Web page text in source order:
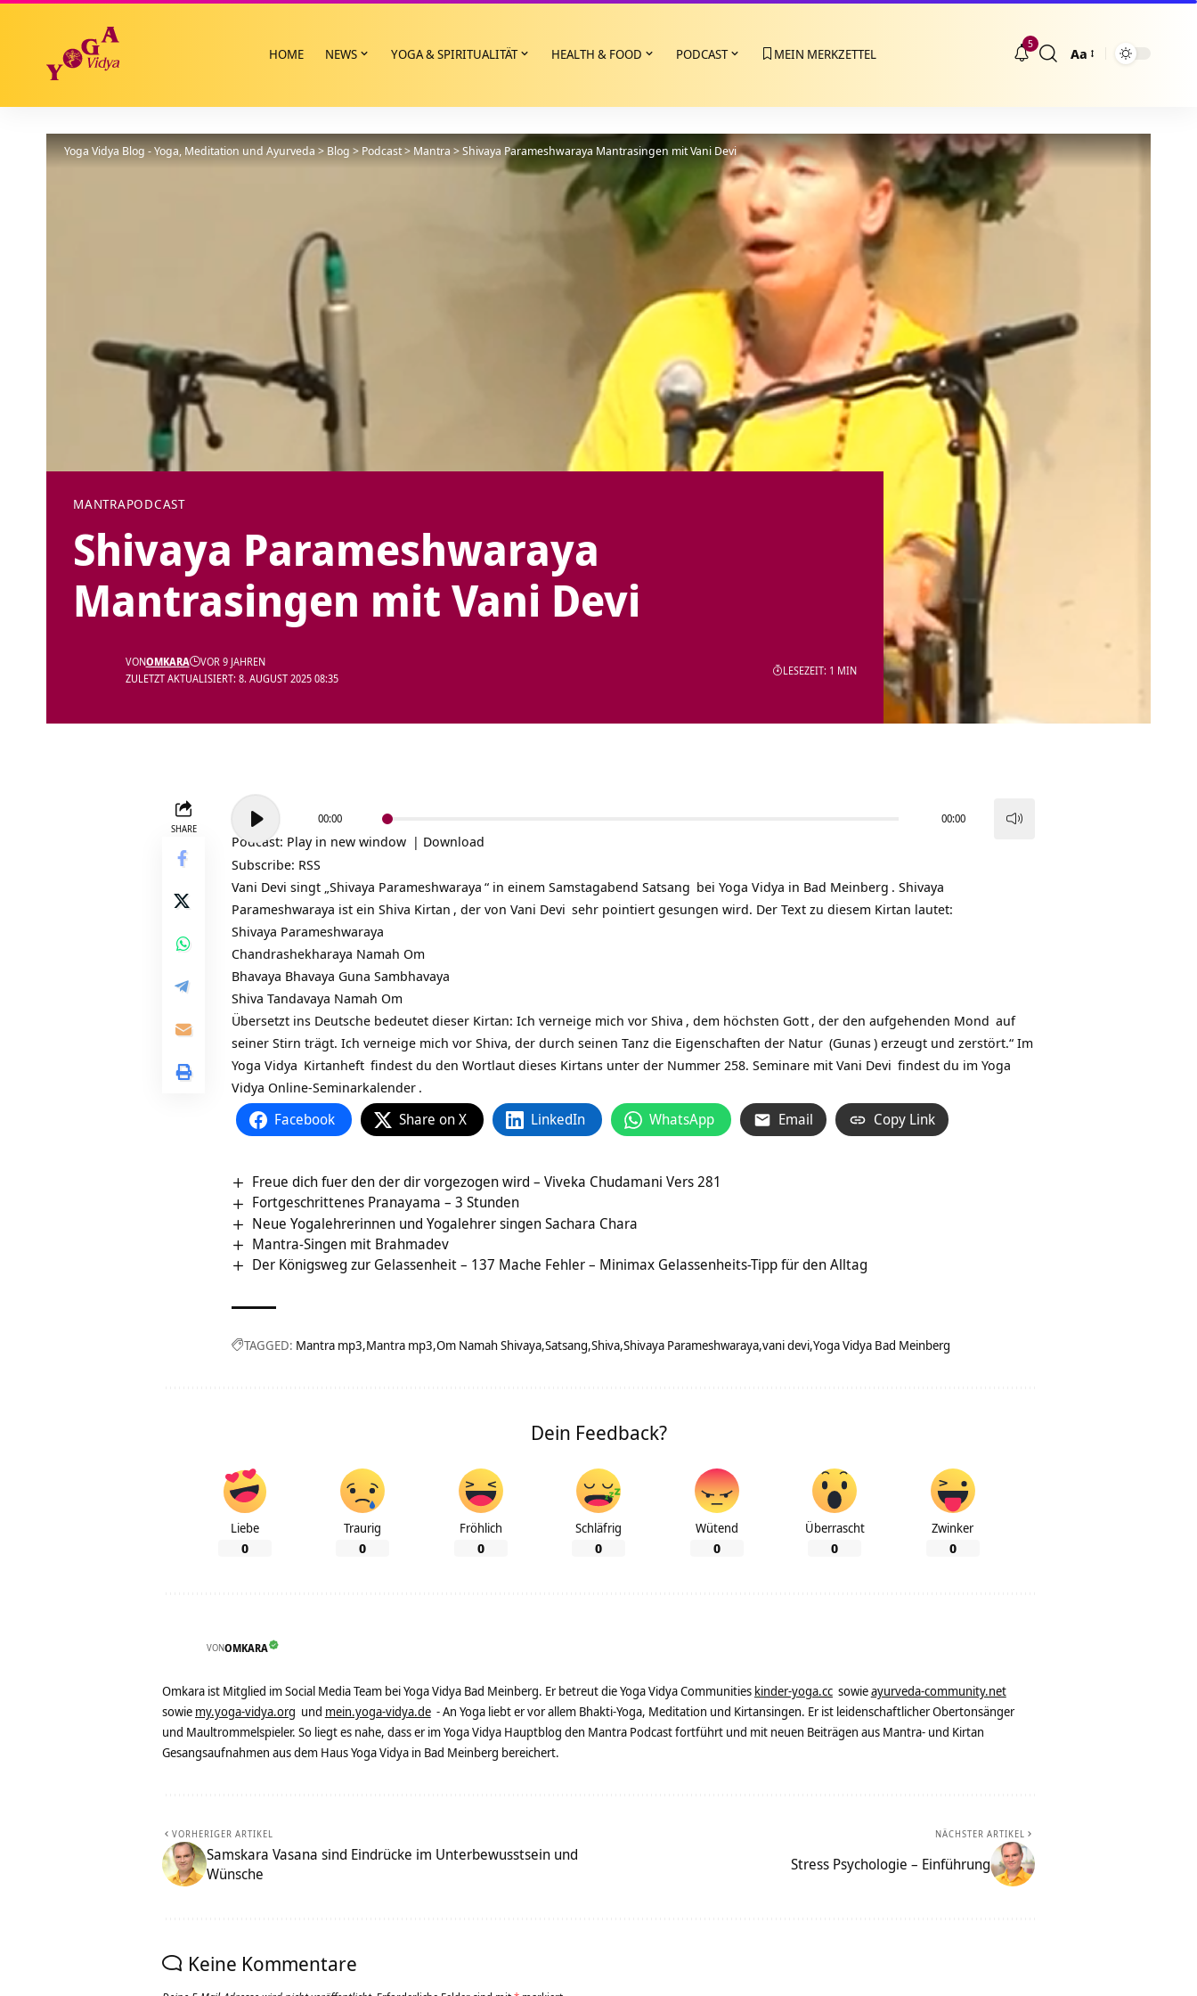
HOME NEWS YOGA & SPIRITUALITÄT HEALTH & FOOD PODCAST MEIN MERKZETTEL
5
Größenänderung
Aa
Yoga Vidya Blog - Yoga, Meditation und Ayurveda>Blog>Podcast>Mantra>Shivaya Parameshwaraya Mantrasingen mit Vani Devi
MANTRAPODCAST
Shivaya Parameshwaraya
Mantrasingen mit Vani Devi
ZULETZT AKTUALISIERT: 8. AUGUST 2025 08:35
VONOMKARA VOR 9 JAHREN
LESEZEIT: 1 MIN
SHARE
Audio-
Player
00:00 00:00
Podcast: Play in new window | Download
Subscribe: RSS
Vani Devi singt „Shivaya Parameshwaraya “ in einem Samstagabend Satsang bei Yoga Vidya in Bad Meinberg . Shivaya
Parameshwaraya ist ein Shiva Kirtan , der von Vani Devi sehr pointiert gesungen wird. Der Text zu diesem Kirtan lautet:
Shivaya Parameshwaraya
Chandrashekharaya Namah Om
Bhavaya Bhavaya Guna Sambhavaya
Shiva Tandavaya Namah Om
Übersetzt ins Deutsche bedeutet dieser Kirtan: Ich verneige mich vor Shiva , dem höchsten Gott , der den aufgehenden Mond auf
seiner Stirn trägt. Ich verneige mich vor Shiva, der durch seinen Tanz die Eigenschaften der Natur (Gunas) erzeugt und zerstört.“ Im
Yoga Vidya Kirtanheft findest du den Wortlaut dieses Kirtans unter der Nummer 258. Seminare mit Vani Devi findest du im Yoga
Vidya Online-Seminarkalender .
Facebook Share on X LinkedIn WhatsApp Email Copy Link
Freue dich fuer den der dir vorgezogen wird – Viveka Chudamani Vers 281
Fortgeschrittenes Pranayama – 3 Stunden
Neue Yogalehrerinnen und Yogalehrer singen Sachara Chara
Mantra-Singen mit Brahmadev
Der Königsweg zur Gelassenheit – 137 Mache Fehler – Minimax Gelassenheits-Tipp für den Alltag
TAGGED: Mantra mp3 Mantra mp3 Om Namah Shivaya Satsang Shiva Shivaya Parameshwaraya vani devi Yoga Vidya Bad Meinberg
Dein Feedback?
Liebe
0
Traurig
0
Fröhlich
0
Schläfrig
0
Wütend
0
Überrascht
0
Zwinker
0
VONOMKARA
Omkara ist Mitglied im Social Media Team bei Yoga Vidya Bad Meinberg. Er betreut die Yoga Vidya Communities kinder-yoga.cc sowieayurveda-community.net
sowie my.yoga-vidya.org und mein.yoga-vidya.de - An Yoga liebt er vor allem Bhakti-Yoga, Meditation und Kirtansingen. Er ist leidenschaftlicher Obertonsänger
und Maultrommelspieler. So liegt es nahe, dass er im Yoga Vidya Hauptblog den Mantra Podcast fortführt und mit neuen Beiträgen aus Mantra- und Kirtan
Gesangsaufnahmen aus dem Haus Yoga Vidya in Bad Meinberg bereichert.
VORHERIGER ARTIKEL
Samskara Vasana sind Eindrücke im Unterbewusstsein und
Wünsche
NÄCHSTER ARTIKEL
Stress Psychologie – Einführung
Keine Kommentare